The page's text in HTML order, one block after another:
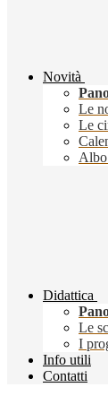
Novità
Le
Le
Didattica
Le
I
Info utili
Contatti